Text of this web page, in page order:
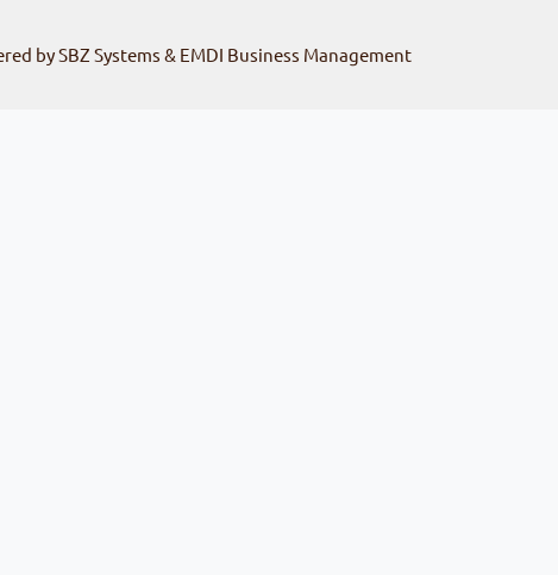
by SBZ Systems & EMDI Business Management